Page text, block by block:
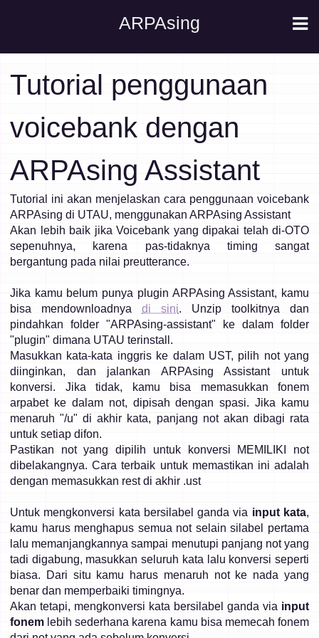
ARPAsing
Tutorial penggunaan
voicebank dengan
ARPAsing Assistant
Tutorial ini akan menjelaskan cara penggunaan voicebank
ARPAsing di UTAU, menggunakan ARPAsing Assistant
Akan lebih baik jika Voicebank yang dipakai telah di-OTO
sepenuhnya, karena pas-tidaknya timing sangat
bergantung pada nilai preutterance.
Jika kamu belum punya plugin ARPAsing Assistant, kamu
bisa mendownloadnya di sini. Unzip toolkitnya dan
pindahkan folder "ARPAsing-assistant" ke dalam folder
"plugin" dimana UTAU terinstall.
Masukkan kata-kata inggris ke dalam UST, pilih not yang
diinginkan, dan jalankan ARPAsing Assistant untuk
konversi. Jika tidak, kamu bisa memasukkan fonem
arpabet ke dalam not, dipisah dengan spasi. Jika kamu
menaruh "/u" di akhir kata, panjang not akan dibagi rata
untuk setiap difon.
Pastikan not yang dipilih untuk konversi MEMILIKI not
dibelakangnya. Cara terbaik untuk memastikan ini adalah
dengan memasukkan rest di akhir .ust
Untuk mengkonversi kata bersilabel ganda via input kata,
kamu harus menghapus semua not selain silabel pertama
lalu memanjangkannya sampai menutupi panjang not yang
tadi digabung, masukkan seluruh kata lalu konversi seperti
biasa. Dari situ kamu harus menaruh not ke nada yang
benar dan memperbaiki timingnya.
Akan tetapi, mengkonversi kata bersilabel ganda via input
fonem lebih sederhana karena kamu bisa memecah fonem